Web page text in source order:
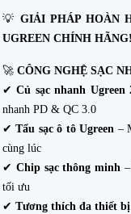
💡 GIẢI PHÁP HOÀN
UGREEN CHÍNH HÃNG!
🚀 CÔNG NGHỆ SẠC
✔Củ sạc nhanh
nhanh PD & QC 3.0
✔Tẩu sạc ô tô Ugreen –
cùng lúc
✔ Chip sạc thông minh
tối ưu
✔Tương thích đa thiết bị